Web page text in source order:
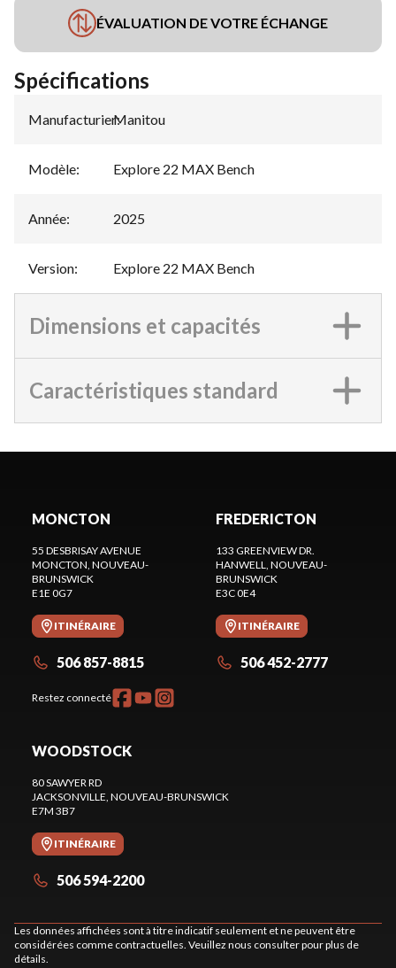
ÉVALUATION DE VOTRE ÉCHANGE
Spécifications
Manufacturier:
Manitou
Modèle: Explore 22 MAX Bench
Année: 2025
Version: Explore 22 MAX Bench
Dimensions et capacités
Caractéristiques standard
MONCTON
55 DESBRISAY AVENUE
MONCTON , NOUVEAU-
BRUNSWICK
E1E 0G7
ITINÉRAIRE
506 857-8815
Restez connecté
FREDERICTON
133 GREENVIEW DR.
HANWELL , NOUVEAU-
BRUNSWICK
E3C 0E4
ITINÉRAIRE
506 452-2777
WOODSTOCK
80 SAWYER RD
JACKSONVILLE , NOUVEAU-BRUNSWICK
E7M 3B7
ITINÉRAIRE
506 594-2200
Les données affichées sont à titre indicatif seulement et ne peuvent être
considérées comme contractuelles. Veuillez nous consulter pour plus de
détails.